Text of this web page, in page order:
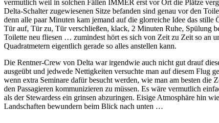
vermutlich weil in solchen Fällen IMMER erst vor Ort die Plätze
Delta-Schalter zugewiesenen Sitze befanden sind genau vor den
denn alle paar Minuten kam jemand auf die glorreiche Idee das
Tür auf, Tür zu, Tür verschließen, klack, 2 Minuten Ruhe, Spülung
Toilette neu fliesen … zumindest hört es sich von Zeit zu Zeit so an
Quadratmetern eigentlich gerade so alles anstellen kann.
Die Rentner-Crew von Delta war irgendwie auch nicht gut drauf
ausgeübt und jedwede Nettigkeiten versuchte man auf diesem Flug
wenn extra Seminare dafür besucht werden, wie man am besten
den Passagieren kommunizieren zu müssen. Es wäre vermutlich
als der Stewardess ein grinsen abzuringen. Eisige Atmosphäre hin
Landschaften bewundern beim Blick nach unten …